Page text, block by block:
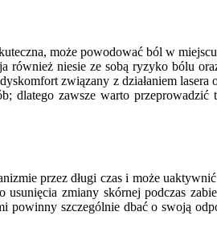
może powodować ból w
również niesie ze sobą ryzyko bólu
związany z działaniem lasera
dlatego zawsze warto przeprowadzić
przez długi czas i może
zmiany skórnej podczas
powinny szczególnie dbać o swoją